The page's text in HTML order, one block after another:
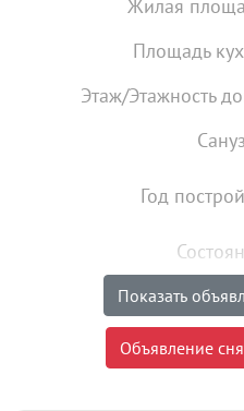
Жилая
Площадь
Этаж/Этажность
Год
Объявление
Показать
Объявление